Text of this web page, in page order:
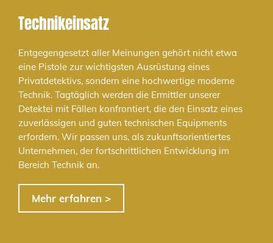
Technikeinsatz
Entgegengesetzt aller Meinungen gehört nicht etwa
eine Pistole zur wichtigsten Ausrüstung eines
Privatdetektivs, sondern eine hochwertige moderne
Technik. Tagtäglich werden die Ermittler unserer
Detektei mit Fällen konfrontiert, die den Einsatz eines
zuverlässigen und guten technischen Equipments
erfordern. Wir passen uns, als zukunftsorientiertes
Unternehmen, der fortschrittlichen Entwicklung im
Bereich Technik an.
Mehr erfahren >